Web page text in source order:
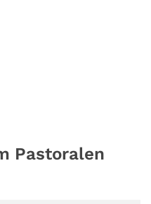
Pastoralen